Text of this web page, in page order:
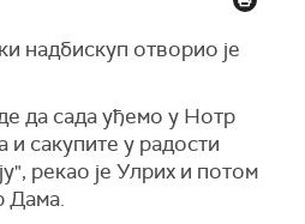
надбискуп отворио је
да сада уђемо у Нотр
сакупите у радости
рекао је Улрих и потом
Дама.